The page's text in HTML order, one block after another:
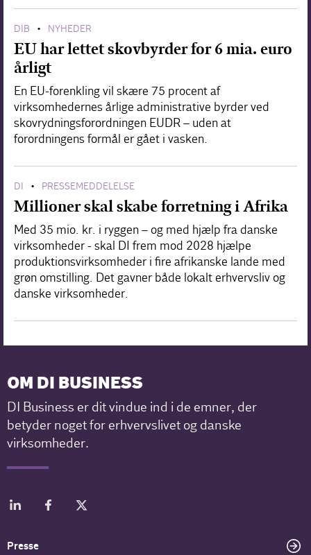
DIB • NYHEDER
EU har lettet skovbyrder for 6 mia. euro
årligt
En EU-forenkling vil skære 75 procent af
virksomhedernes årlige administrative byrder ved
skovrydningsforordningen EUDR – uden at
forordningens formål er gået i vasken.
DI • PRESSEMEDDELELSE
Millioner skal skabe forretning i Afrika
Med 35 mio. kr. i ryggen – og med hjælp fra danske
virksomheder - skal DI frem mod 2028 hjælpe
produktionsvirksomheder i fire afrikanske lande med
grøn omstilling. Det gavner både lokalt erhvervsliv og
danske virksomheder.
OM DI BUSINESS
DI Business er dit vindue ind i de emner, der
betyder noget for erhvervslivet og danske
virksomheder.
Presse